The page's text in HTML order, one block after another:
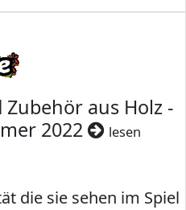
aus Holz -
2022
lesen
die sie sehen im Spiel